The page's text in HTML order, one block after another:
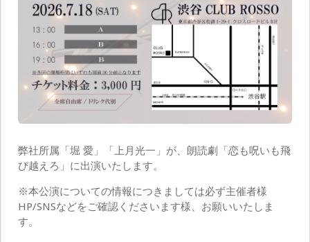
弊社所属「堀 愛」「上月光一」が、朗読劇「恋も呪いも飛
び越えろ」に出演いたします。
※本公演についての情報につきましては必ず主催者様
HP/SNSなどをご確認くださいます様、お願いいたしま
す。